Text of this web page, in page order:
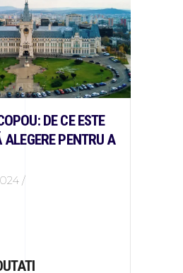
DE CE ESTE
PENTRU A